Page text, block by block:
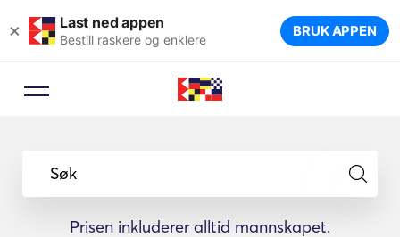
× Last ned appen
Bestill raskere og enklere BRUK APPEN
Søk
Prisen inkluderer alltid mannskapet.